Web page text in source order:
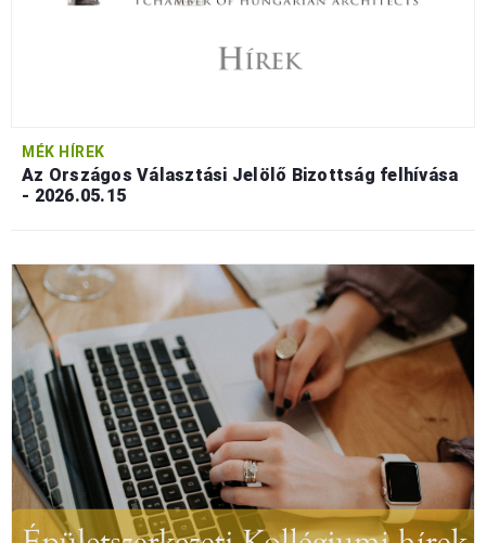
MÉK HÍREK
Az Országos Választási Jelölő Bizottság felhívása
- 2026.05.15